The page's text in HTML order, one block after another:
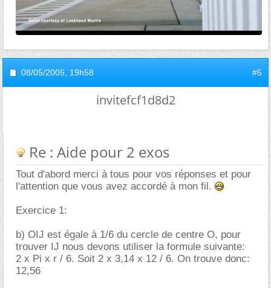
08/05/2005, 19h58 #5
invitefcf1d8d2
Re : Aide pour 2 exos
Tout d'abord merci à tous pour vos réponses et pour
l'attention que vous avez accordé à mon fil.
Exercice 1:
b) OIJ est égale à 1/6 du cercle de centre O, pour
trouver IJ nous devons utiliser la formule suivante:
2 x Pi x r / 6. Soit 2 x 3,14 x 12 / 6. On trouve donc:
12,56